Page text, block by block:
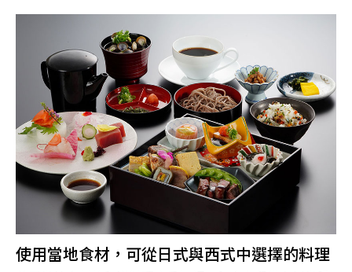
使用當地食材，可從日式與西式中選擇的料理